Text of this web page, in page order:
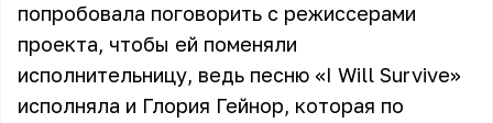
попробовала поговорить с режиссерами
проекта, чтобы ей поменяли
исполнительницу, ведь песню «I Will Survive»
исполняла и Глория Гейнор, которая по